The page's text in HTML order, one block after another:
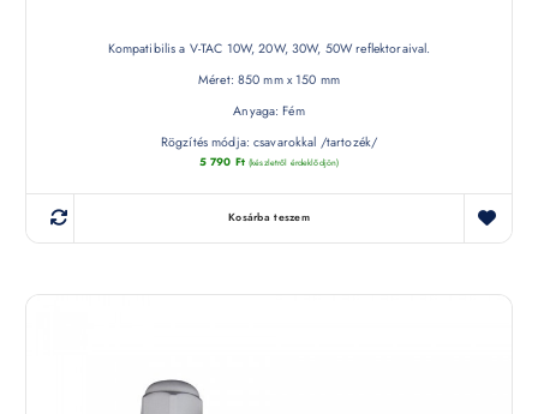
Kompatibilis a V-TAC 10W, 20W, 30W, 50W reflektoraival.
Méret: 850 mm x 150 mm
Anyaga: Fém
Rögzítés módja: csavarokkal /tartozék/
5 790 Ft (készletről érdeklődjön)
Kosárba teszem